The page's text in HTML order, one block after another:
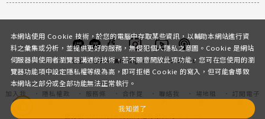
客服 討論區粉絲團InstagramYoutubePodcast
加入我
們
隱私權政
服務條
合作提
聯絡我
場地租
訂閱電子
本網站使用 Cookie 技術，於您的電腦中存取某些資訊，以輔助本網站進行資
料之彙集或分析，並提供更好的服務，無侵犯個人隱私之意圖。Cookie 是網站
伺服器與使用者瀏覽器溝通的技術，若不願意開放此項功能，您可在您使用的瀏
覽器功能項中設定隱私權等級為高，即可拒絕 Cookie 的寫入，但可能會導致
本網站之部分或全部功能無法正常執行。
我知道了